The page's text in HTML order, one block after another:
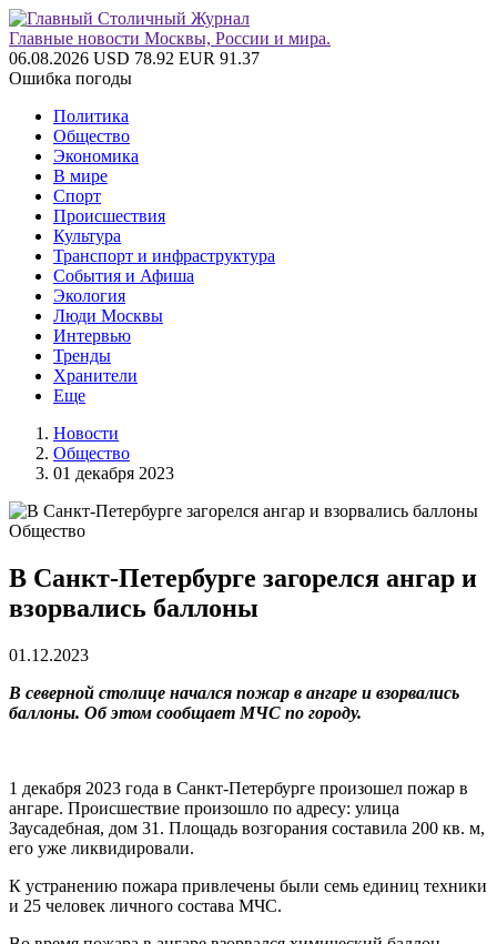
Главные новости Москвы, России и мира.
06.08.2026 USD 78.92 EUR 91.37
Ошибка погоды
Политика
Общество
Экономика
В мире
Спорт
Происшествия
Культура
Транспорт и инфраструктура
События и Афиша
Экология
Люди Москвы
Интервью
Тренды
Хранители
Еще
Новости
Общество
01 декабря 2023
Общество
В Санкт-Петербурге загорелся ангар и
взорвались баллоны
01.12.2023
В северной столице начался пожар в ангаре и взорвались
баллоны. Об этом сообщает МЧС по городу.
1 декабря 2023 года в Санкт-Петербурге произошел пожар в
ангаре. Происшествие произошло по адресу: улица
Заусадебная, дом 31. Площадь возгорания составила 200 кв. м,
его уже ликвидировали.
К устранению пожара привлечены были семь единиц техники
и 25 человек личного состава МЧС.